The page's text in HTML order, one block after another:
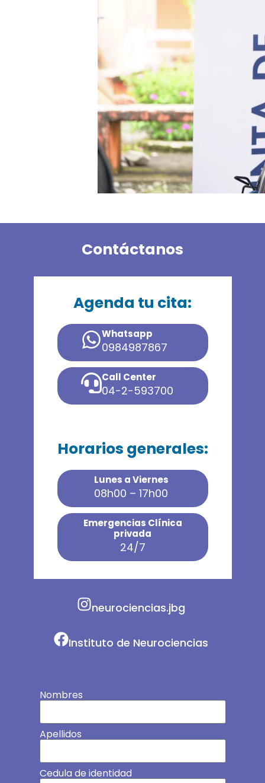
Contáctanos
Agenda tu cita:
Whatsapp
0984987867
Call Center
04-2-593700
Horarios generales:
Lunes a Viernes
08h00 – 17h00
Emergencias Clínica
privada
24/7
neurociencias.jbg
Instituto de Neurociencias
Nombres
Apellidos
Cedula de identidad